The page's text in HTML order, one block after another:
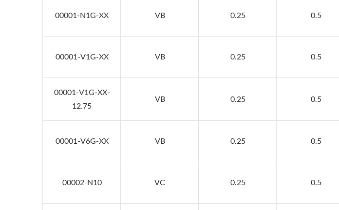
00001-N1G-XX VB 0.25 0.5
00001-V1G-XX VB 0.25 0.5
00001-V1G-XX-
12.75
VB 0.25 0.5
00001-V6G-XX VB 0.25 0.5
00002-N10 VC 0.25 0.5